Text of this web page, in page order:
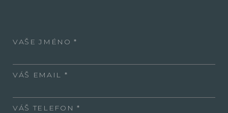
VAŠE JMÉNO
VÁŠ EMAIL
VÁŠ TELEFON